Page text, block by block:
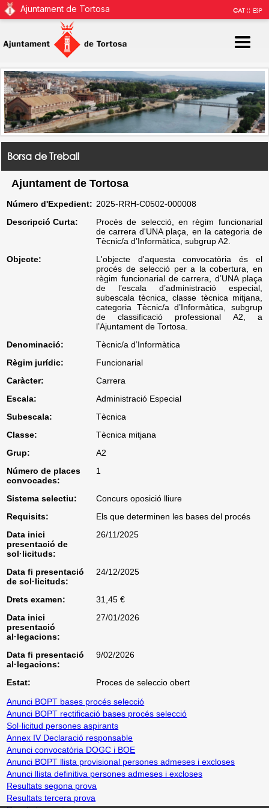
Ajuntament de Tortosa CAT::ESP
Borsa de Treball
Ajuntament de Tortosa
Número d'Expedient: 2025-RRH-C0502-000008
Descripció Curta:
Procés de selecció, en règim funcionarial
de carrera d'UNA plaça, en la categoria de
Tècnic/a d’Informàtica, subgrup A2.
Objecte:
L'objecte d'aquesta convocatòria és el
procés de selecció per a la cobertura, en
règim funcionarial de carrera, d’UNA plaça
de l’escala d’administració especial,
subescala tècnica, classe tècnica mitjana,
categoria Tècnic/a d’Informàtica, subgrup
de classificació professional A2, a
l’Ajuntament de Tortosa.
Denominació:
Tècnic/a d’Informàtica
Règim jurídic:
Funcionarial
Caràcter:
Carrera
Escala:
Administració Especial
Subescala:
Tècnica
Classe:
Tècnica mitjana
Grup:
A2
Número de places
convocades:
1
Sistema selectiu:
Concurs oposició lliure
Requisits:
Els que determinen les bases del procés
Data inici
presentació de
sol·licituds:
26/11/2025
Data fi presentació
de sol·licituds:
24/12/2025
Drets examen:
31,45 €
Data inici
presentació
al·legacions:
27/01/2026
Data fi presentació
al·legacions:
9/02/2026
Estat:
Proces de seleccio obert
Anunci BOPT bases procés selecció
Anunci BOPT rectificació bases procés selecció
Sol·licitud persones aspirants
Annex IV Declaració responsable
Anunci convocatòria DOGC i BOE
Anunci BOPT llista provisional persones admeses i excloses
Anunci llista definitiva persones admeses i excloses
Resultats segona prova
Resultats tercera prova